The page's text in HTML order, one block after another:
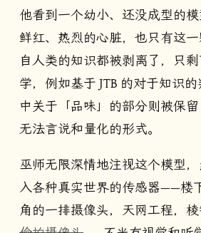
他看到一个幼小、还没成型的
鲜红、热烈的心脏，也只有这
自人类的知识都被剥离了，只
学，例如基于 JTB 的对于知识
中关于「品味」的部分则被保
无法言说和量化的形式。
巫师无限深情地注视这个模型
入各种真实世界的传感器——楼
角的一排摄像头，天网工程，棱